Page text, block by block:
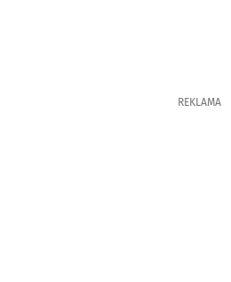
REKLAMA